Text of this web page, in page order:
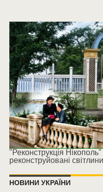
"Реконструкція Нікополь"
реконструйовані
НОВИНИ УКРАЇНИ